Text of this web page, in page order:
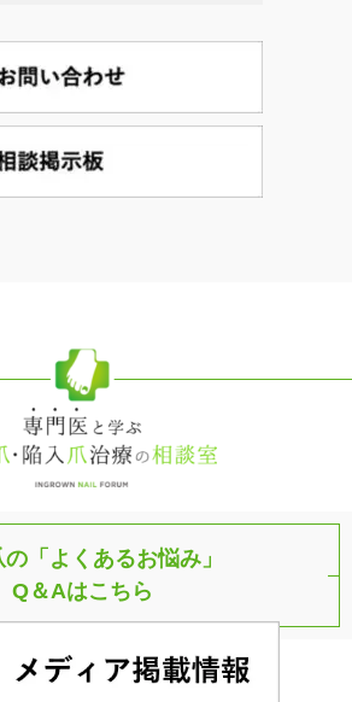
「よくあるお悩み」
Q＆Aはこちら